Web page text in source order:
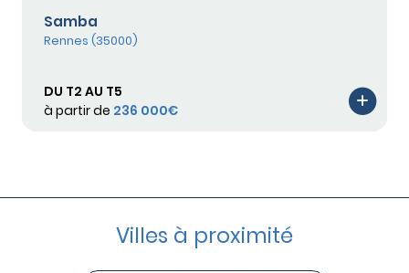
Samba
Rennes (35000)
DU T2 AU T5
à partir de 236 000€
Villes à proximité